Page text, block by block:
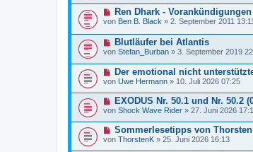
Ren Dhark -
von Ben B. Black » 2. September 2011 13:11
Blutläufer bei Atlantis
von Stefan_Burban » 3. September 2019
Der emotional nicht
von Uwe Hermann » 10. Juli 2026 07:25
EXODUS Nr. 50.1 und Nr. 50.2
von Shock Wave Rider » 27. Juni 2026
Sommerlesetipps von
von ThorstenK » 25. Juni 2026 16:13